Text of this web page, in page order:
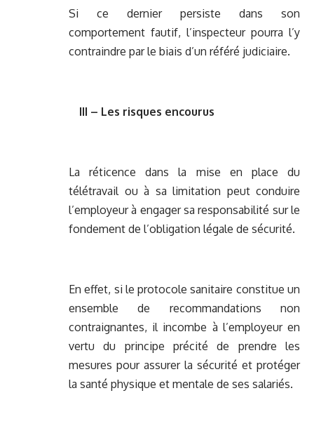
Si ce dernier persiste dans son
comportement fautif, l’inspecteur pourra l’y
contraindre par le biais d’un référé judiciaire.
III – Les risques encourus
La réticence dans la mise en place du
télétravail ou à sa limitation peut conduire
l’employeur à engager sa responsabilité sur le
fondement de l’obligation légale de sécurité.
En effet, si le protocole sanitaire constitue un
ensemble de recommandations non
contraignantes, il incombe à l’employeur en
vertu du principe précité de prendre les
mesures pour assurer la sécurité et protéger
la santé physique et mentale de ses salariés.